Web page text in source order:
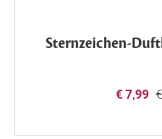
Sternzeichen-
€ 7,99